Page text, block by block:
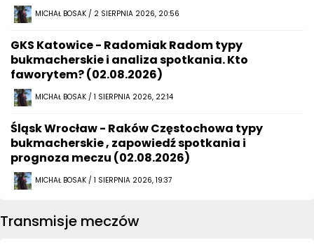
MICHAŁ BOSAK / 2 SIERPNIA 2026, 20:56
GKS Katowice - Radomiak Radom typy
bukmacherskie i analiza spotkania. Kto
faworytem? (02.08.2026)
MICHAŁ BOSAK / 1 SIERPNIA 2026, 22:14
Śląsk Wrocław - Raków Częstochowa typy
bukmacherskie , zapowiedź spotkania i
prognoza meczu (02.08.2026)
MICHAŁ BOSAK / 1 SIERPNIA 2026, 19:37
Transmisje meczów